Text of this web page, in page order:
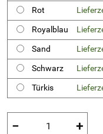
Rot
Royalblau
Sand
Schwarz
Türkis
− +